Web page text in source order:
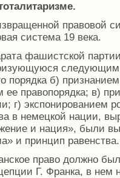
правовой
система 19 века.
фашистской
порядка б)
правопорядка; в)
г) экспонированием
в немецкой нации,
и нация», были
и принцип равенства.
право должно
Г. Франка, в нем